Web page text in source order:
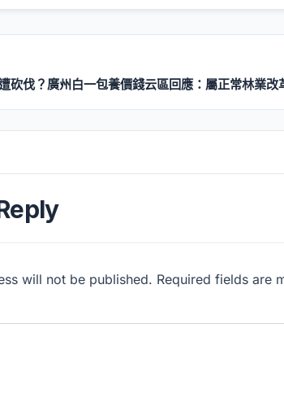
砍伐？廣州白一包養價錢云區回應：屬正常林業改
will not be published. Required fields are